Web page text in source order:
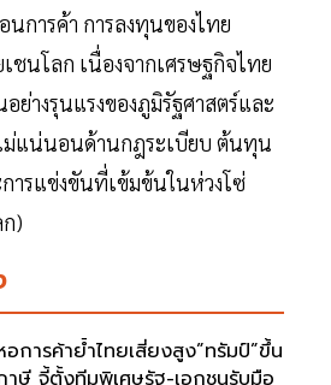
การค้า การลงทุนของไทย
ชนโลก เนื่องจากเศรษฐกิจไทย
างรุนแรงของภูมิรัฐศาสตร์และ
ไม่แน่นอนด้านกฎระเบียบ ต้นทุน
ารแข่งขันที่เข้มข้นในห่วงโซ่
)
อการค้าย้ำไทยเสี่ยงสูง”ทรัมป์”ขึ้น